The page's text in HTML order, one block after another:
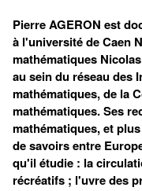
Pierre AGERON est
à l'université de Caen
mathématiques
au sein du réseau des
mathématiques, de la
mathématiques. Ses
mathématiques, et
de savoirs entre
qu'il étudie : la
récréatifs ; l'uvre des